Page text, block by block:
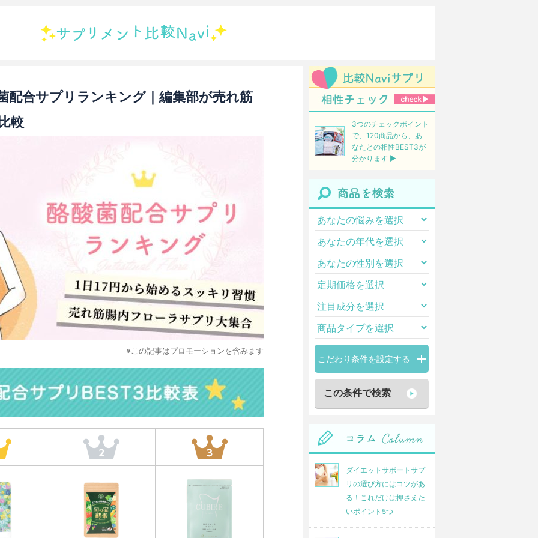
配合サプリランキング｜編集部が売れ筋
較
※この記事はプロモーションを含みます
3つのチェックポイント
で、120商品から、あ
なたとの相性BEST3が
分かります ▶︎
こだわり条件を設定する
ダイエットサポートサプ
リの選び方にはコツがあ
る！これだけは押さえた
いポイント5つ